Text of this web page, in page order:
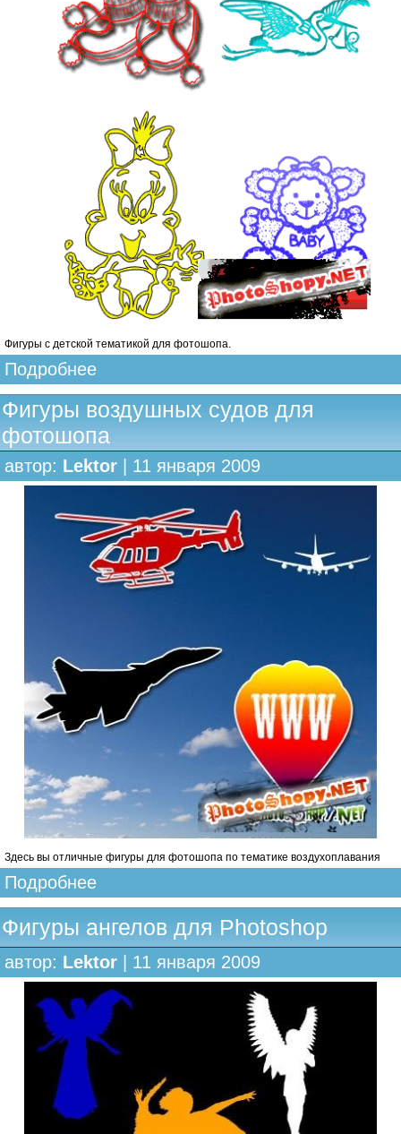
Фигуры c детской тематикой для фотошопа.
Подробнее
Фигуры воздушных судов для
фотошопа
автор: Lektor | 11 января 2009
Здесь вы отличные фигуры для фотошопа по тематике воздухоплавания
Подробнее
Фигуры ангелов для Photoshop
автор: Lektor | 11 января 2009